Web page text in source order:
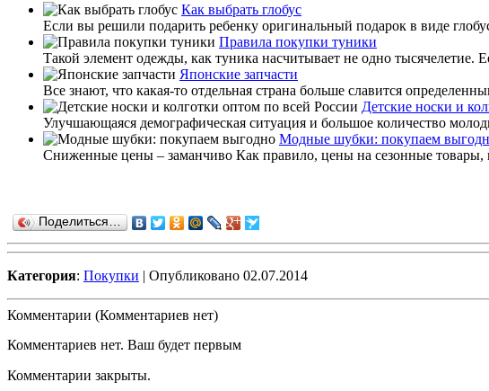
Как выбрать глобус
Если вы решили подарить ребенку оригинальный подарок в виде
Правила покупки туники
Такой элемент одежды, как туника насчитывает не одно тысячелетие.
Японские запчасти
Все знают, что какая-то отдельная страна больше славится
Детские носки и
Улучшающаяся демографическая ситуация и большое количество
Модные шубки: покупаем
Сниженные цены – заманчиво Как правило, цены на сезонные товары,
Поделиться…
Категория: Покупки | Опубликовано 02.07.2014
Комментарии (Комментариев нет)
Комментариев нет. Ваш будет первым
Комментарии закрыты.